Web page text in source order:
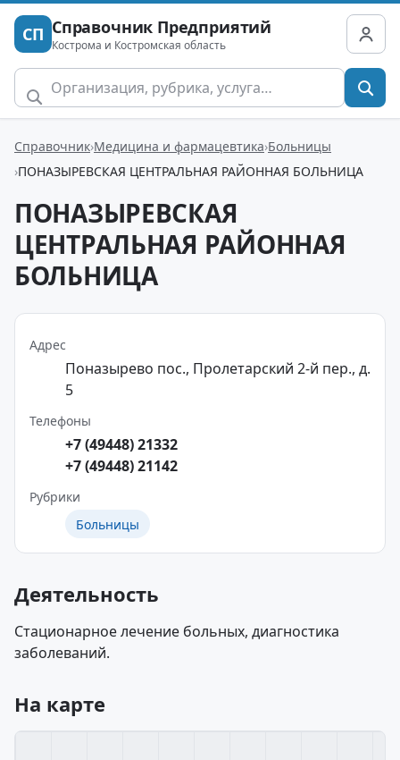
СП Справочник Предприятий
Кострома и Костромская область
Справочник Медицина и фармацевтика Больницы
ПОНАЗЫРЕВСКАЯ ЦЕНТРАЛЬНАЯ РАЙОННАЯ БОЛЬНИЦА
ПОНАЗЫРЕВСКАЯ
ЦЕНТРАЛЬНАЯ РАЙОННАЯ
БОЛЬНИЦА
Адрес
Поназырево пос., Пролетарский 2-й пер., д.
5
Телефоны
+7 (49448) 21332
+7 (49448) 21142
Рубрики
Больницы
Деятельность
Стационарное лечение больных, диагностика
заболеваний.
На карте